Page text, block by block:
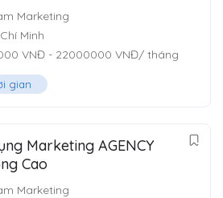
Marketing
Minh
VNĐ - 22000000 VNĐ/ tháng
gian
Marketing AGENCY
Cao
Marketing